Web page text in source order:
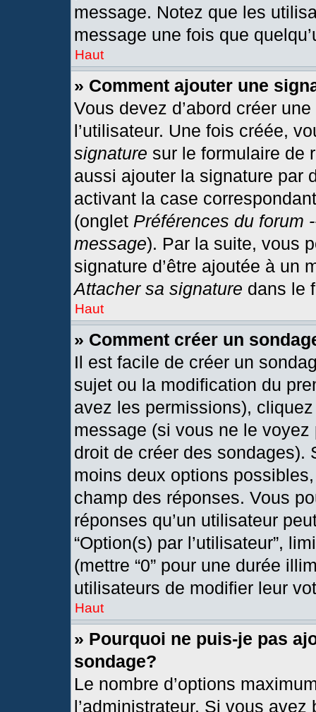
message. Notez que les
message une fois que
Haut
» Comment ajouter une
Vous devez d’abord créer
l’utilisateur. Une fois créée,
signature sur le formulaire de
aussi ajouter la signature par
activant la case
(onglet Préférences du forum
message). Par la suite, vous
signature d’être ajoutée à un
Attacher sa signature dans le
Haut
» Comment créer un
Il est facile de créer un
sujet ou la modification du
avez les permissions),
message (si vous ne le
droit de créer des sondages).
moins deux options
champ des réponses. Vous
réponses qu’un utilisateur
“Option(s) par l’utilisateur”,
(mettre “0” pour une durée
utilisateurs de modifier leur
Haut
» Pourquoi ne puis-je pas
sondage?
Le nombre d’options
l’administrateur. Si vous